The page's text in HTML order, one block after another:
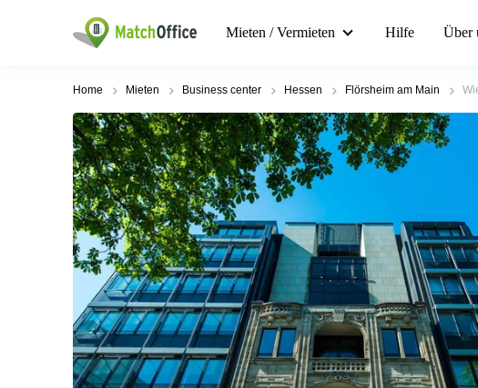
Mieten / Vermieten Hilfe Über
Home Mieten Business center Hessen Flörsheim am Main